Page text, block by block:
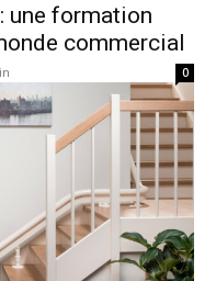
une formation
commercial
0